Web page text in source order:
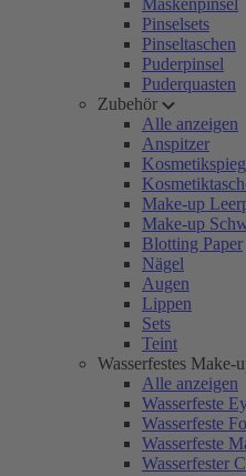
Maskenpinsel
Pinselsets
Pinseltaschen
Puderpinsel
Puderquasten
Zubehör
Alle anzeigen
Anspitzer
Make-up
Make-up
Blotting Paper
Nägel
Augen
Lippen
Sets
Teint
Wasserfestes Make-
Alle anzeigen
Wasserfeste
Wasserfeste
Wasserfeste
Wasserfester